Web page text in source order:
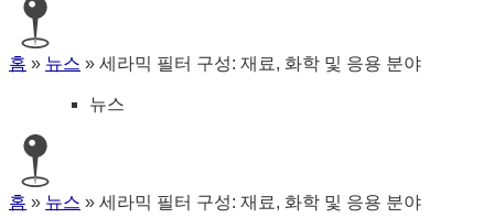
홈 » 뉴스 » 세라믹 필터 구성: 재료, 화학 및 응용 분야
뉴스
홈 » 뉴스 » 세라믹 필터 구성: 재료, 화학 및 응용 분야